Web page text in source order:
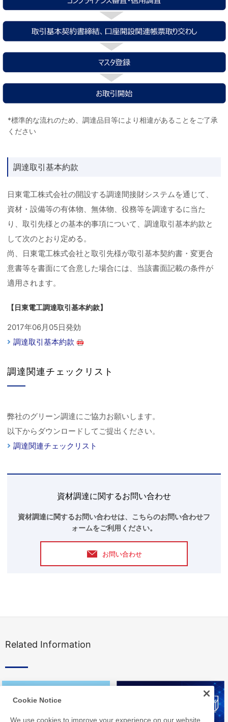
*標準的な流れのため、調達品目等により相違があることをご了承
ください
調達取引基本約款
日東電工株式会社の開設する調達間接財システムを通じて、
資材・設備等の有体物、無体物、役務等を調達するに当た
り、取引先様との基本的事項について、調達取引基本約款と
して次のとおり定める。
尚、日東電工株式会社と取引先様が取引基本契約書・変更合
意書等を書面にて合意した場合には、当該書面記載の条件が
適用されます。
【日東電工調達取引基本約款】
2017年06月05日発効
調達取引基本約款
調達関連チェックリスト
弊社のグリーン調達にご協力お願いします。
以下からダウンロードしてご提出ください。
調達関連チェックリスト
資材調達に関するお問い合わせ
資材調達に関するお問い合わせは、こちらのお問い合わせフ
ォームをご利用ください。
お問い合わせ
Related Information
Cookie Notice
We use cookies to improve your experience on our website,